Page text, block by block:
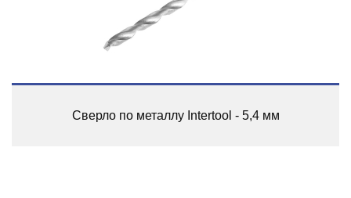
Сверло по металлу Intertool - 5,4 мм